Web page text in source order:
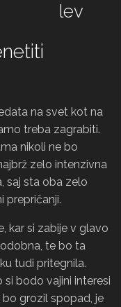
lev
na svet kot na
treba zagrabiti.
nikoli ne bo
zelo intenzivna
saj sta oba zelo
prepričanji.
kar si zabije v glavo
te bo ta
tudi pritegnila.
si bodo vajini interesi
bo grozil spopad, je